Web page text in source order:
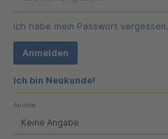
Ich habe mein Passwort vergessen.
Anmelden
Ich bin Neukunde!
Persönliche Informationen
Anrede